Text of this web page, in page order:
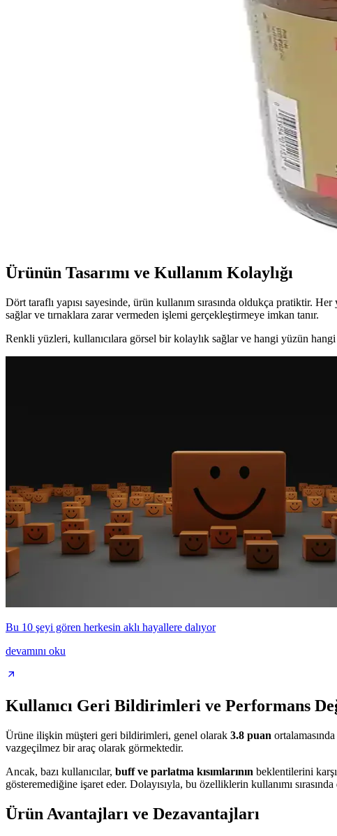
Mara French Manikür, doğal görünüme vurgu yaparken dayanıklılığıyla
Doğal Tırnaklar İçin Dayanıklı ve Estetik Builder Jel
Builder jel, doğal görünüme sahip dayanıklı ve uzun ömürlü tırnaklar
İkili Tırnak Makas Setleri: Dayanıklı ve Hijyenik Kişisel
Paslanmaz çelikten üretilen ikili tırnak makas setleri, farklı tırnak tiplerine
Profesyonel Tırnak Freze Seçimi ve Kullanımı: Güç,
Profesyonel tırnak frezeleri, yüksek performans, güvenilirlik ve ergonomik
Doğal Tırnak Sağlığı Destek Ürünleri: Güçlü ve
Doğal tırnak sağlığı ürünleri, biyolojik içeriklerle tırnakları güçlendirir,
Ürünün Tasarımı ve Kullanım Kolaylığı
Dört taraflı yapısı sayesinde, ürün kullanım sırasında oldukça pratiktir.
sağlar ve tırnaklara zarar vermeden işlemi gerçekleştirmeye imkan tanır.
Renkli yüzleri, kullanıcılara görsel bir kolaylık sağlar ve hangi yüzün
Bu 10 şeyi gören herkesin aklı hayallere dalıyor
devamını oku
Kullanıcı Geri Bildirimleri ve Performans
Ürüne ilişkin müşteri geri bildirimleri, genel olarak 3.8 puan
vazgeçilmez bir araç olarak görmektedir.
Ancak, bazı kullanıcılar, buff ve parlatma kısımlarının beklentilerini
gösteremediğine işaret eder. Dolayısıyla, bu özelliklerin kullanımı
Ürün Avantajları ve Dezavantajları